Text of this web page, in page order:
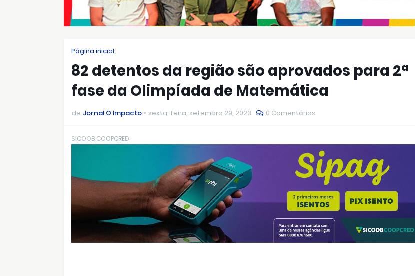
Página inicial
82 detentos da região são aprovados para 2ª
fase da Olimpíada de Matemática
de Jornal O Impacto sexta-feira, setembro 29, 2023 0 Comentários
SICOOB COOPCRED